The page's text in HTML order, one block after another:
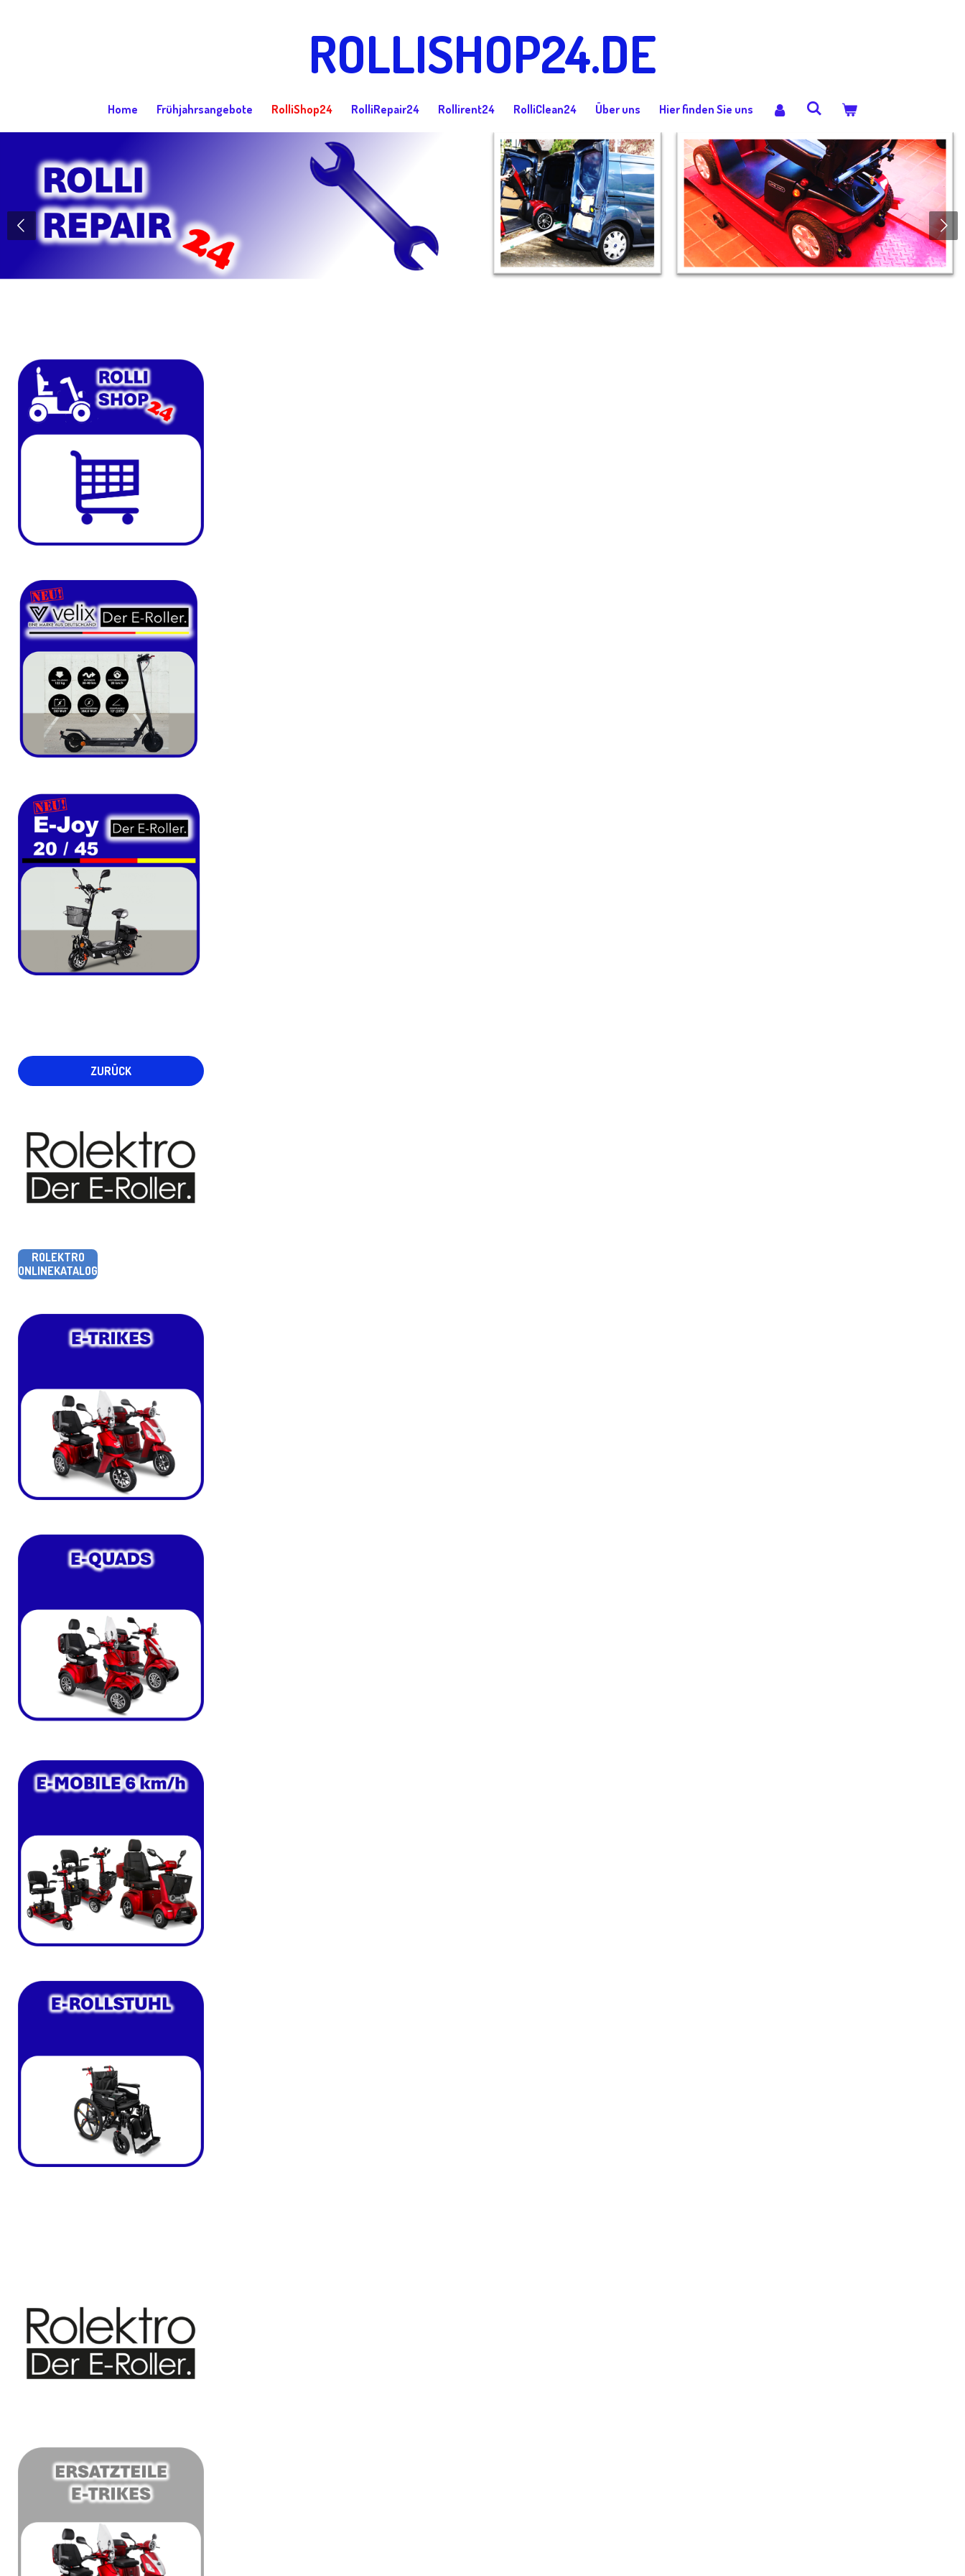
ROLLISHOP24.DE
Home Frühjahrsangebote RolliShop24 RolliRepair24 Rollirent24 RolliClean24 Über uns Hier finden Sie uns
ZURÜCK
ROLEKTRO
ONLINEKATALOG